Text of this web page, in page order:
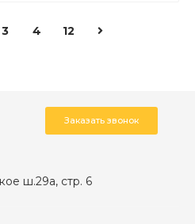
3 4 12
Заказать звонок
ш.29а, стр. 6